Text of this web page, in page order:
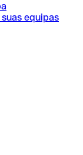
equipas